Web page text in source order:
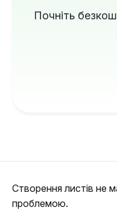
Почніть
Створення листів не
проблемою.